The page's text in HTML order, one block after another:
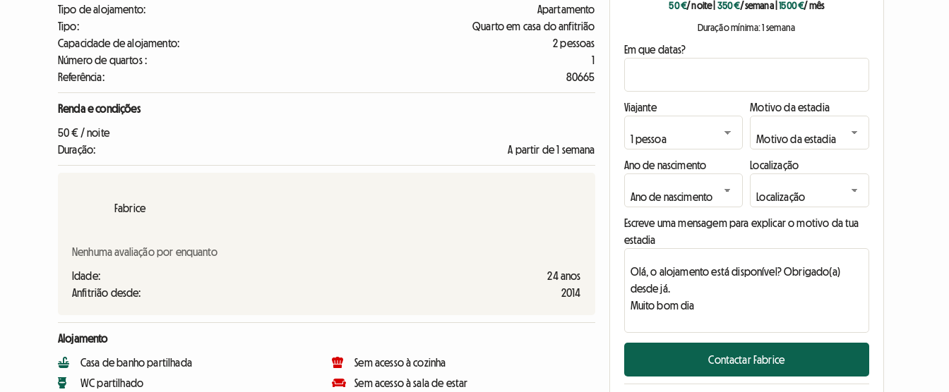
Tipo de alojamento:
Apartamento
Tipo:
Quarto em casa do anfitrião
Capacidade de alojamento:
2 pessoas
Número de quartos :
1
Referência:
80665
Renda e condições
50 € / noite
Duração:
A partir de 1 semana
Fabrice
Nenhuma avaliação por enquanto
Idade:
24 anos
Anfitrião desde:
2014
Alojamento
Casa de banho partilhada
WC partilhado
Sem acesso à cozinha
Sem acesso à sala de estar
50 €/ noite| 350 €/ semana|1500 €/ mês
Duração mínima: 1 semana
Em que datas?
Viajante Motivo da estadia
Ano de nascimento Localização
Escreve uma mensagem para explicar o motivo da tua
estadia
Contactar Fabrice